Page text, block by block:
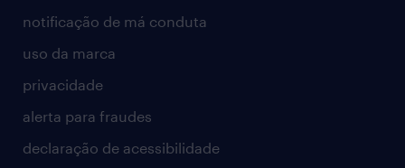
notificação de má conduta
uso da marca
privacidade
alerta para fraudes
declaração de acessibilidade